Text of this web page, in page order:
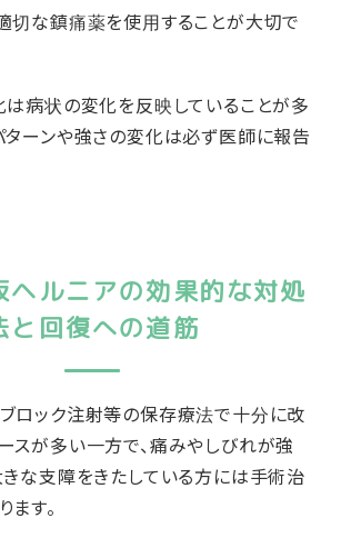
切な鎮痛薬を使用することが大切で
は病状の変化を反映していることが多
ターンや強さの変化は必ず医師に報告
ヘルニアの効果的な対処
と回復への道筋
ロック注射等の保存療法で十分に改
スが多い一方で、痛みやしびれが強
きな支障をきたしている方には手術治
す。